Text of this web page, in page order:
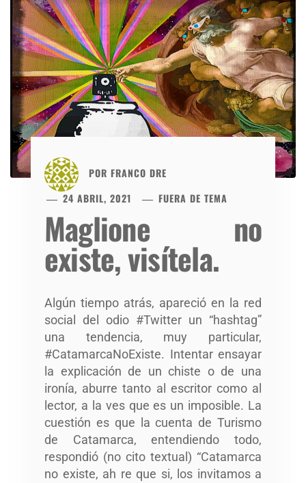
POR FRANCO DRE
24 ABRIL, 2021
FUERA DE TEMA
Maglione no
existe, visítela.
Algún tiempo atrás, apareció en la red
social del odio #Twitter un “hashtag”
una tendencia, muy particular,
#CatamarcaNoExiste. Intentar ensayar
la explicación de un chiste o de una
ironía, aburre tanto al escritor como al
lector, a la ves que es un imposible. La
cuestión es que la cuenta de Turismo
de Catamarca, entendiendo todo,
respondió (no cito textual) “Catamarca
no existe, ah re que si, los invitamos a